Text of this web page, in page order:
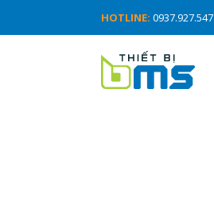
HOTLINE: 0937.927.547